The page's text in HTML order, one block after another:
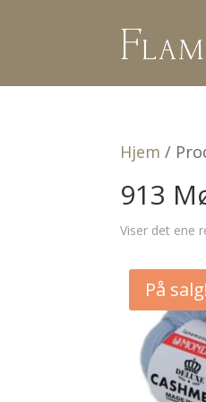
Hjem /
913
Viser det ene
På salg!